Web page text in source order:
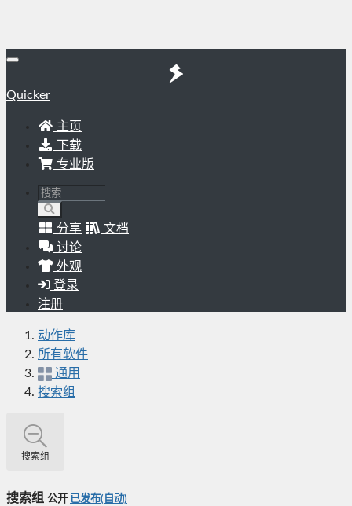
Quicker
主页
下载
专业版
分享
文档
讨论
外观
登录
注册
动作库
所有软件
通用
搜索组
搜索组
搜索组 公开 已发布(自动)